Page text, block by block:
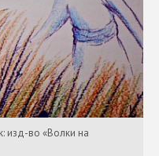
изд-во «Волки на